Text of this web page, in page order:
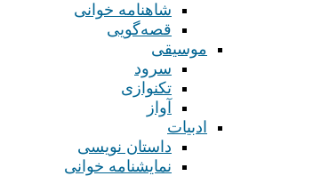
شاهنامه خوانی
قصه‌گویی
موسیقی
سرود
تکنوازی
آواز
ادبیات
داستان نویسی
نمایشنامه خوانی